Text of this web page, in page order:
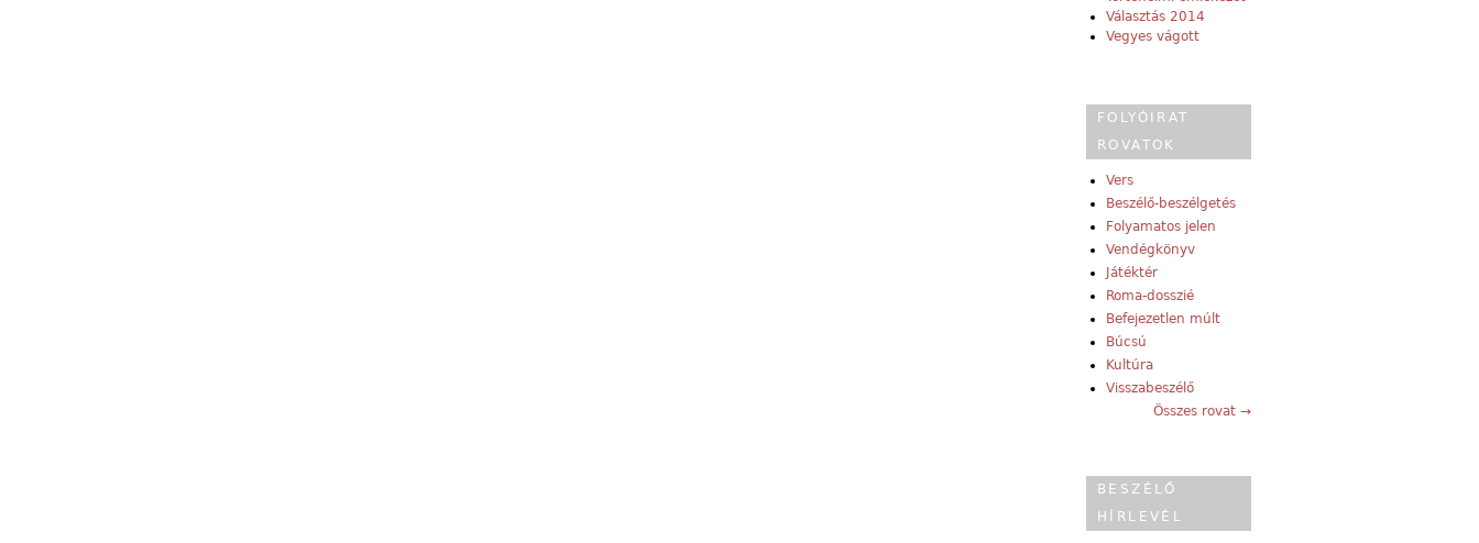
Választás 2014
Vegyes vágott
FOLYÓIRAT
ROVATOK
Vers
Beszélő-beszélgetés
Folyamatos jelen
Vendégkönyv
Játéktér
Roma-dosszié
Befejezetlen múlt
Búcsú
Kultúra
Visszabeszélő
Összes rovat →
BESZÉLŐ
HÍRLEVÉL